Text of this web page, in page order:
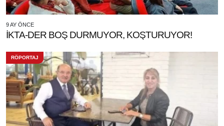
9 AY ÖNCE
İKTA-DER BOŞ DURMUYOR, KOŞTURUYOR!
RÖPORTAJ